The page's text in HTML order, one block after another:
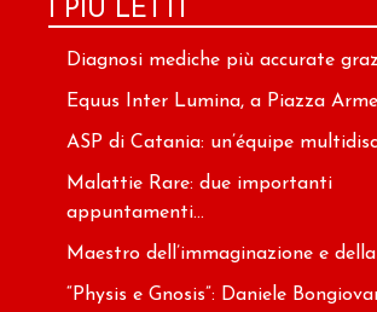
I PIÙ LETTI
Diagnosi mediche più accurate
Equus Inter Lumina, a Piazza
ASP di Catania: un’équipe
Malattie Rare: due importanti
appuntamenti...
Maestro dell’immaginazione e
“Physis e Gnosis”: Daniele